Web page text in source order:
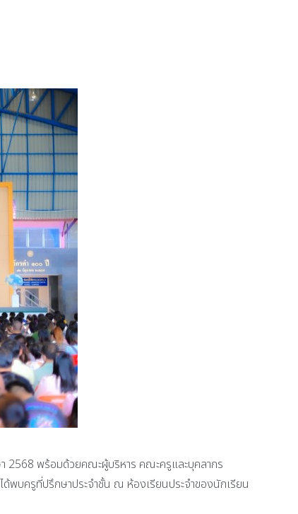
2568 พร้อมด้วยคณะผู้บริหาร คณะครูและบุคลากร
บครูที่ปรึกษาประจำชั้น ณ ห้องเรียนประจำของนักเรียน